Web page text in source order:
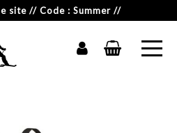
site // Code : Summer //